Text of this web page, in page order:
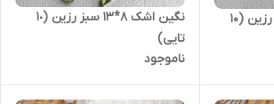
نگین اشک ۸*۱۳ قرمز رزین (۱۰
نگین اشک ۸*۱۳ سبز رزین (١٠
تایی)
ناموجود